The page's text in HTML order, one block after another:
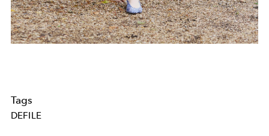
Tags
DEFILE